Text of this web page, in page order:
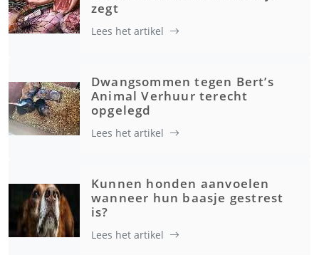
zegt
Lees het artikel
Dwangsommen tegen Bert’s
Animal Verhuur terecht
opgelegd
Lees het artikel
Kunnen honden aanvoelen
wanneer hun baasje gestrest
is?
Lees het artikel